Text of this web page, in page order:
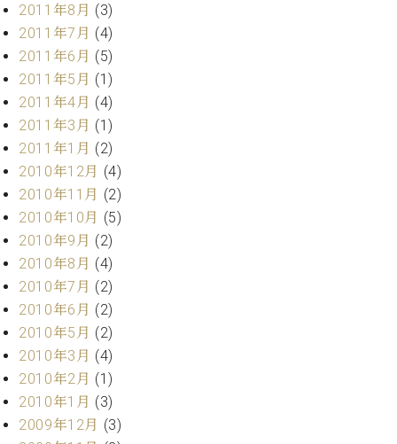
2011年8月 (3)
2011年7月 (4)
2011年6月 (5)
2011年5月 (1)
2011年4月 (4)
2011年3月 (1)
2011年1月 (2)
2010年12月 (4)
2010年11月 (2)
2010年10月 (5)
2010年9月 (2)
2010年8月 (4)
2010年7月 (2)
2010年6月 (2)
2010年5月 (2)
2010年3月 (4)
2010年2月 (1)
2010年1月 (3)
2009年12月 (3)